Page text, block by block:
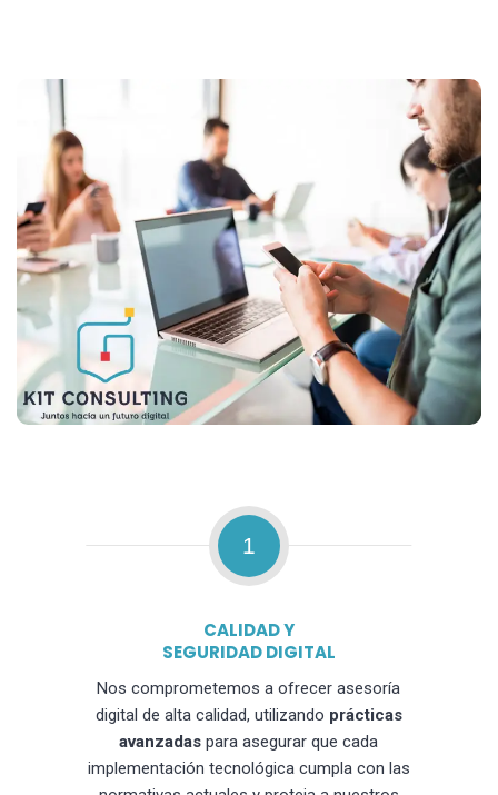
1
CALIDAD Y
SEGURIDAD DIGITAL
Nos comprometemos a ofrecer asesoría
digital de alta calidad, utilizando prácticas
avanzadas para asegurar que cada
implementación tecnológica cumpla con las